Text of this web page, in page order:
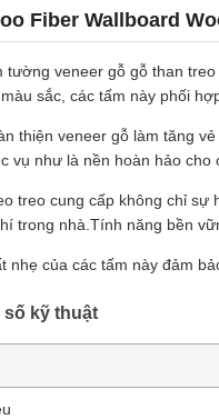
Fiber Wallboard
tường veneer gỗ gỗ than
sắc, các tấm này phối
thiện veneer gỗ làm tăng
vụ như là nền hoàn hảo cho
treo cung cấp không chỉ sự
trong nhà.Tính năng bền
nhẹ của các tấm này đảm
số kỹ thuật